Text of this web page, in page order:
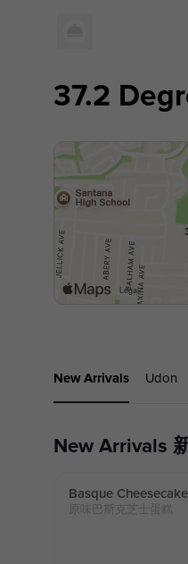
37.2
New Arrivals Udon
New Arrivals
Basque Cheesecake
原味巴斯克芝士蛋糕